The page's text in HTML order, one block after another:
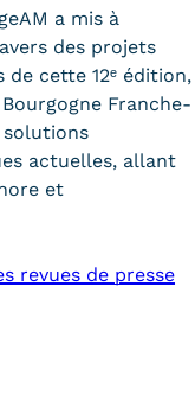
a mis à
des projets
cette 12ᵉ édition,
Franche-
solutions
actuelles, allant
et
revues de presse